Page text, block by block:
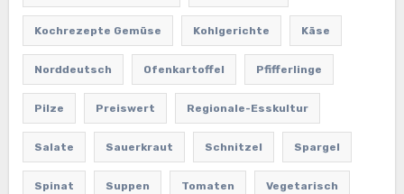
Kochrezepte Gemüse Kohlgerichte Käse
Norddeutsch Ofenkartoffel Pfifferlinge
Pilze Preiswert Regionale-Esskultur
Salate Sauerkraut Schnitzel Spargel
Spinat Suppen Tomaten Vegetarisch